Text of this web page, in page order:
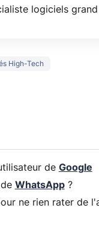
logiciels
High-Tech
1 pour
L'AOC
!
de Google
WhatsApp?
ne rien rater de